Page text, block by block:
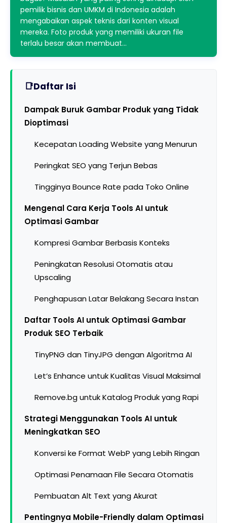
pemilik bisnis dan UMKM di Indonesia adalah
mengabaikan aspek teknis dari konten visual
mereka. Foto produk yang memiliki ukuran file
terlalu besar akan membuat…
Daftar Isi
Dampak Buruk Gambar Produk yang Tidak
Dioptimasi
Kecepatan Loading Website yang Menurun
Peringkat SEO yang Terjun Bebas
Tingginya Bounce Rate pada Toko Online
Mengenal Cara Kerja Tools AI untuk
Optimasi Gambar
Kompresi Gambar Berbasis Konteks
Peningkatan Resolusi Otomatis atau
Upscaling
Penghapusan Latar Belakang Secara Instan
Daftar Tools AI untuk Optimasi Gambar
Produk SEO Terbaik
TinyPNG dan TinyJPG dengan Algoritma AI
Let’s Enhance untuk Kualitas Visual Maksimal
Remove.bg untuk Katalog Produk yang Rapi
Strategi Menggunakan Tools AI untuk
Meningkatkan SEO
Konversi ke Format WebP yang Lebih Ringan
Optimasi Penamaan File Secara Otomatis
Pembuatan Alt Text yang Akurat
Pentingnya Mobile-Friendly dalam Optimasi